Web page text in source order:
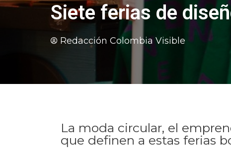
Siete ferias de
Redacción Colombia Visible
La moda circular, el
que definen a estas ferias